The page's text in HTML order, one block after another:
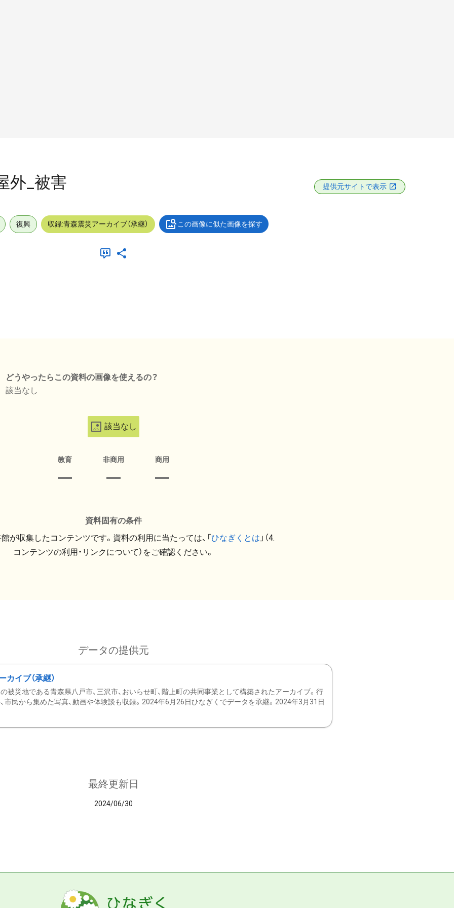
外_被害 提供元サイトで表示
復興 収録:青森震災アーカイブ（承継） この画像に似た画像を探す
どうやったらこの資料の画像を使えるの？
該当なし
該当なし
教育 非商用 商用
資料固有の条件
が収集したコンテンツです。資料の利用に当たっては、「ひなぎくとは 」（4.
コンテンツの利用・リンクについて）をご確認ください。
データの提供元
イブ（承継）
被災地である青森県八戸市、三沢市、おいらせ町、階上町の共同事業として構築されたアーカイブ。行
市民から集めた写真、動画や体験談も収録。2024年6月26日ひなぎくでデータを承継。2024年3月31日
最終更新日
2024/06/30